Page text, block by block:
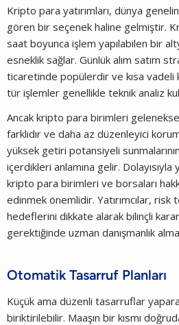
Kripto para yatırımları, dünya
gören bir seçenek haline gelmiştir.
saat boyunca işlem yapılabilen bir
esneklik sağlar. Günlük alım satım
ticaretinde popülerdir ve kısa vadeli
tür işlemler genellikle teknik analiz
Ancak kripto para birimleri
farklıdır ve daha az düzenleyici
yüksek getiri potansiyeli
içerdikleri anlamına gelir. Dolayısıyla
kripto para birimleri ve borsaları
edinmek önemlidir. Yatırımcılar, risk
hedeflerini dikkate alarak bilinçli
gerektiğinde uzman danışmanlık
Otomatik Tasarruf Planları
Küçük ama düzenli tasarruflar
biriktirilebilir. Maaşın bir kısmı